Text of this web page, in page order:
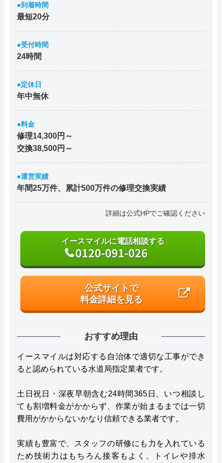
●到着時間
最短20分
●受付時間
24時間
●定休日
年中無休
●料金
修理14,300円～
交換38,500円～
●運営実績
年間25万件、累計500万件の修理交換実績
詳細は公式HPでご確認ください
イースマイルに電話相談する
0120-091-026
公式サイトで
料金詳細を見る
おすすめ理由
イースマイルは対応する自治体で適切な工事ができ
ると認められている水道局指定業者です。
土日祝日・深夜早朝含む24時間365日、いつ相談し
ても割増料金がかからず、作業が始まるまでは一切
費用がかからないかなり信頼できる業者です。
実績も豊富で、スタッフの研修にも力を入れている
ため技術力はもちろん接客もよく、トイレや排水